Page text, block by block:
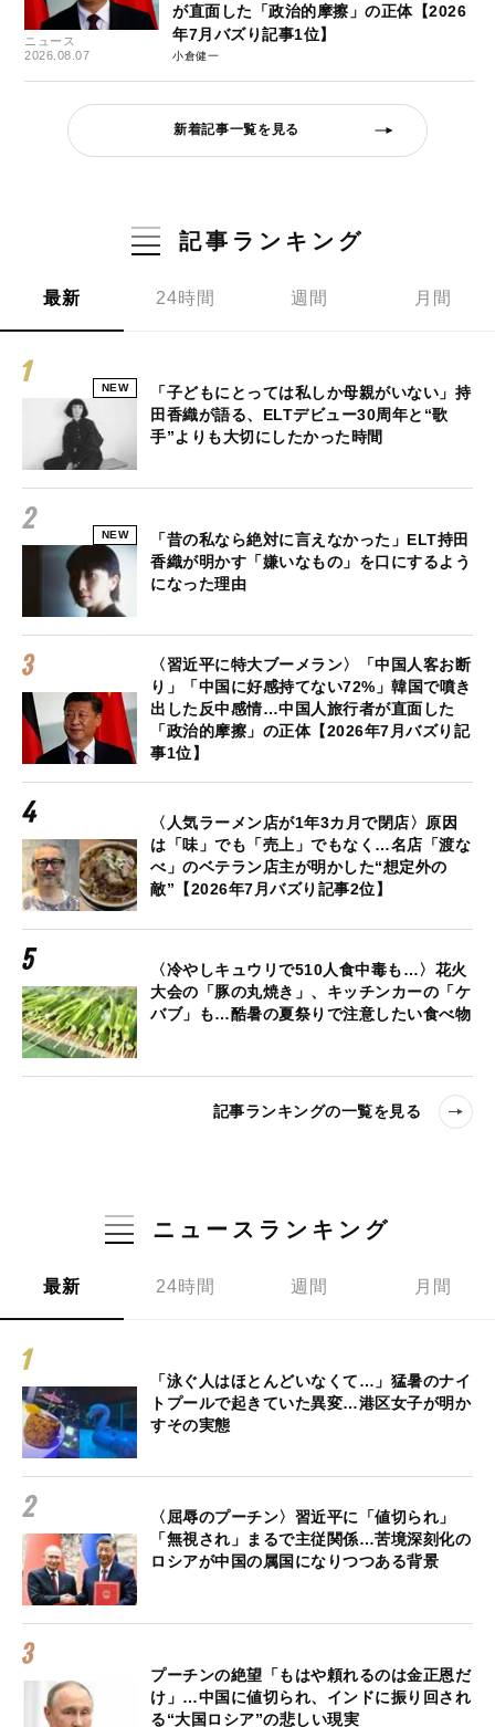
ニュース
2026.08.07
が直面した「政治的摩擦」の正体【2026
年7月バズり記事1位】
小倉健一
新着記事一覧を見る
記事ランキング
最新 24時間 週間 月間
NEW
「子どもにとっては私しか母親がいない」持
田香織が語る、ELTデビュー30周年と“歌
手”よりも大切にしたかった時間
NEW
「昔の私なら絶対に言えなかった」ELT持田
香織が明かす「嫌いなもの」を口にするよう
になった理由
〈習近平に特大ブーメラン〉「中国人客お断
り」「中国に好感持てない72%」韓国で噴き
出した反中感情…中国人旅行者が直面した
「政治的摩擦」の正体【2026年7月バズり記
事1位】
〈人気ラーメン店が1年3カ月で閉店〉原因
は「味」でも「売上」でもなく…名店「渡な
べ」のベテラン店主が明かした“想定外の
敵”【2026年7月バズり記事2位】
〈冷やしキュウリで510人食中毒も…〉花火
大会の「豚の丸焼き」、キッチンカーの「ケ
バブ」も…酷暑の夏祭りで注意したい食べ物
記事ランキングの一覧を見る
ニュースランキング
最新 24時間 週間 月間
「泳ぐ人はほとんどいなくて…」猛暑のナイ
トプールで起きていた異変…港区女子が明か
すその実態
〈屈辱のプーチン〉習近平に「値切られ」
「無視され」まるで主従関係…苦境深刻化の
ロシアが中国の属国になりつつある背景
プーチンの絶望「もはや頼れるのは金正恩だ
け」…中国に値切られ、インドに振り回され
る“大国ロシア”の悲しい現実